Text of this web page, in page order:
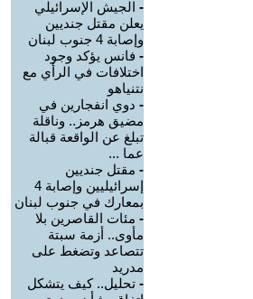
- الجيش الإسرائيلي
يعلن مقتل جنديين
وإصابة 4 جنوب لبنان
- فانس يؤكد وجود
اختلافات في الرأي مع
نتنياهو
- دوي انفجارين في
مضيق هرمز.. وناقلة
تبلغ عن الواقعة قبالة
عما ...
- مقتل جنديين
إسرائيليين وإصابة 4
بمعارك في جنوب لبنان
- مئات القاصرين بلا
مأوى.. أزمة سبتة
تتصاعد وتضغط على
مدريد
- تحليل.. كيف يتشكل